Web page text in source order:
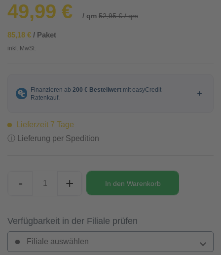
49,99 € / qm 52,95 € / qm
85,18 € / Paket
inkl. MwSt.
Lieferzeit 7 Tage
ⓘ Lieferung per Spedition
- + In den Warenkorb
Verfügbarkeit in der Filiale prüfen
Filiale auswählen